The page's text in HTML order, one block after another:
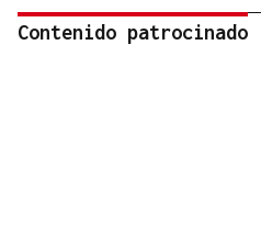
Contenido patrocinado